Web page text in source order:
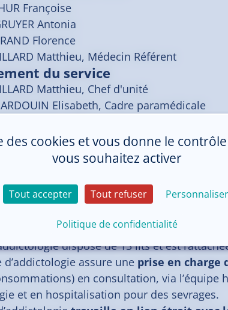
Françoise
Antonia
Florence
Matthieu, Médecin Référent
du service
Matthieu, Chef d'unité
Elisabeth, Cadre paramédicale
Marc, Chef de pôle
Magalie, Cadre coordonnateur de pôle
dispose de 13 lits et est
d’addictologie assure une prise en charge
en consultation, via l’équipe
et en hospitalisation pour des sevrages.
des cookies et vous donne le
vous souhaitez activer
Tout accepter Tout refuser Personnaliser
Politique de confidentialité